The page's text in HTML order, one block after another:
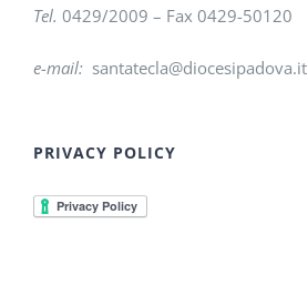
Tel. 0429/2009 – Fax 0429-50120
e-mail: santatecla@diocesipadova.it
PRIVACY POLICY